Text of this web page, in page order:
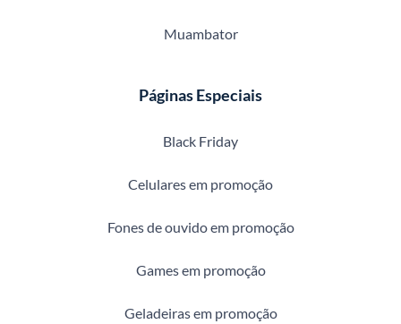
Muambator
Páginas Especiais
Black Friday
Celulares em promoção
Fones de ouvido em promoção
Games em promoção
Geladeiras em promoção